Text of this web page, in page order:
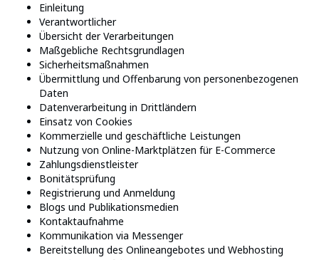
Einleitung
Verantwortlicher
Übersicht der Verarbeitungen
Maßgebliche Rechtsgrundlagen
Sicherheitsmaßnahmen
Übermittlung und Offenbarung von personenbezogenen
Daten
Datenverarbeitung in Drittländern
Einsatz von Cookies
Kommerzielle und geschäftliche Leistungen
Nutzung von Online-Marktplätzen für E-Commerce
Zahlungsdienstleister
Bonitätsprüfung
Registrierung und Anmeldung
Blogs und Publikationsmedien
Kontaktaufnahme
Kommunikation via Messenger
Bereitstellung des Onlineangebotes und Webhosting